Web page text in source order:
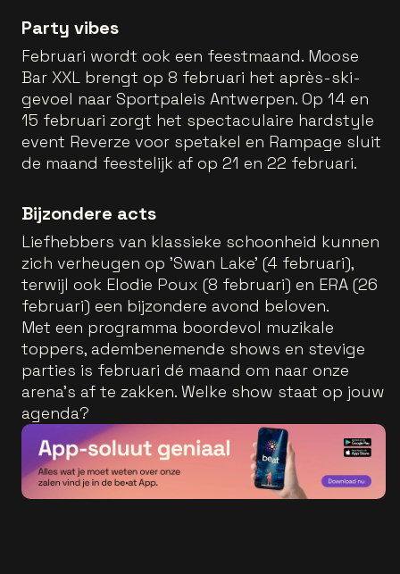
Party vibes
Februari wordt ook een feestmaand. Moose
Bar XXL brengt op 8 februari het après-ski-
gevoel naar Sportpaleis Antwerpen. Op 14 en
15 februari zorgt het spectaculaire hardstyle
event Reverze voor spetakel en Rampage sluit
de maand feestelijk af op 21 en 22 februari.
Bijzondere acts
Liefhebbers van klassieke schoonheid kunnen
zich verheugen op 'Swan Lake' (4 februari),
terwijl ook Elodie Poux (8 februari) en ERA (26
februari) een bijzondere avond beloven.
Met een programma boordevol muzikale
toppers, adembenemende shows en stevige
parties is februari dé maand om naar onze
arena’s af te zakken. Welke show staat op jouw
agenda?